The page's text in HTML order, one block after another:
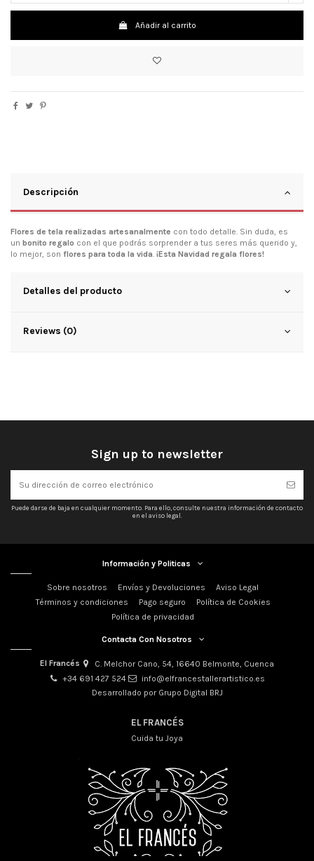
Añadir al carrito
Descripción
Flores de tela realizadas artesanalmente con todo detalle. Sin duda, es
un bonito regalo con el que podrás sorprender a tus seres más querido y,
lo mejor, son flores para toda la vida. ¡Esta Navidad regala flores!
Detalles del producto
Reviews (0)
Sign up to newsletter
Puede darse de baja en cualquier momento. Para ello, consulte nuestra información de contacto
en el aviso legal.
Información y Politicas
Sobre nosotros Envíos y Devoluciones
Aviso Legal
Términos y condiciones
Pago seguro
Política de Cookies
Política de privacidad
Contacta Con Nosotros
El Francés
C. Melchor Cano, 54, 16640 Belmonte, Cuenca
+34 691 427 524
info@elfrancestallerartistico.es
Desarrollado por Grupo Digital BRJ
EL FRANCÉS
Cuida tu Joya